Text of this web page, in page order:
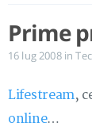
Prime
16 lug 2008 in
Lifestream,
online…